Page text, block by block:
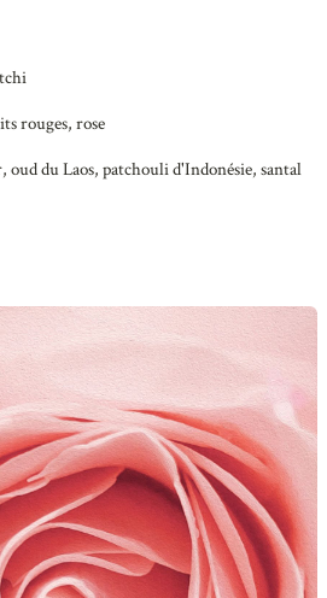
rouges, rose
du Laos, patchouli d'Indonésie, santal